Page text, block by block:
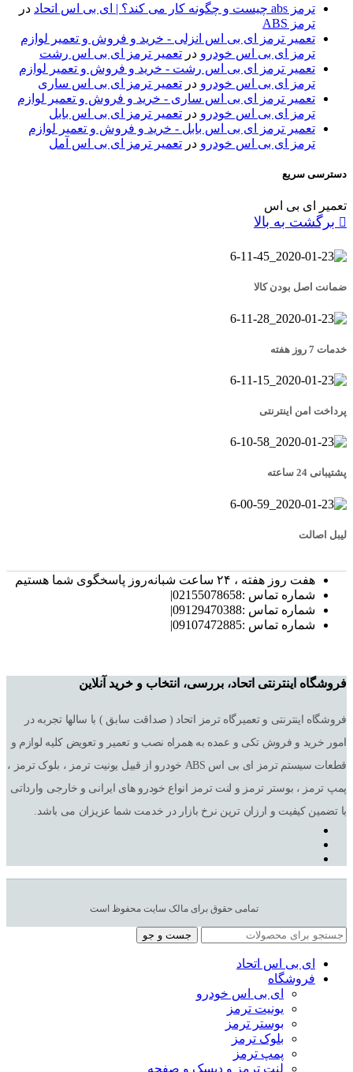
ترمز abs چیست و چگونه کار می کند؟ | ای بی اس اتحاد
در
ترمز ABS
تعمیر ترمز ای بی اس انزلی - خرید و فروش و تعمیر لوازم
ترمز ای بی اس خودرو در تعمیر ترمز ای بی اس رشت
تعمیر ترمز ای بی اس رشت - خرید و فروش و تعمیر لوازم
ترمز ای بی اس خودرو در تعمیر ترمز ای بی اس ساری
تعمیر ترمز ای بی اس ساری - خرید و فروش و تعمیر لوازم
ترمز ای بی اس خودرو در تعمیر ترمز ای بی اس بابل
تعمیر ترمز ای بی اس بابل - خرید و فروش و تعمیر لوازم
ترمز ای بی اس خودرو در تعمیر ترمز ای بی اس آمل
دسترسی سریع
تعمیر ای بی اس
برگشت به بالا
ضمانت اصل بودن کالا
خدمات 7 روز هفته
پرداخت امن اینترنتی
پشتیبانی 24 ساعته
لیبل اصالت
هفت روز هفته ، ۲۴ ساعت شبانه‌روز پاسخگوی شما هستیم
شماره تماس :02155078658|
شماره تماس :09129470388|
شماره تماس :09107472885|
فروشگاه اینترنتی اتحاد، بررسی، انتخاب و خرید آنلاین
فروشگاه اینترنتی و تعمیرگاه ترمز اتحاد ( صداقت سابق ) با سالها تجربه در
امور خرید و فروش تکی و عمده به همراه نصب و تعمیر و تعویض کلیه لوازم و
قطعات سیستم ترمز ای بی اس ABS خودرو از قبیل یونیت ترمز ، بلوک ترمز ،
پمپ ترمز ، بوستر ترمز و لنت ترمز انواع خودرو های ایرانی و خارجی وارداتی
با تضمین کیفیت و ارزان ترین نرخ بازار در خدمت شما عزیزان می باشد.
تمامی حقوق برای مالک سایت محفوظ است
جست و جو
ای بی اس اتحاد
فروشگاه
ای بی اس خودرو
یونیت ترمز
بوستر ترمز
بلوک ترمز
پمپ ترمز
لنت ترمز و دیسک و صفحه